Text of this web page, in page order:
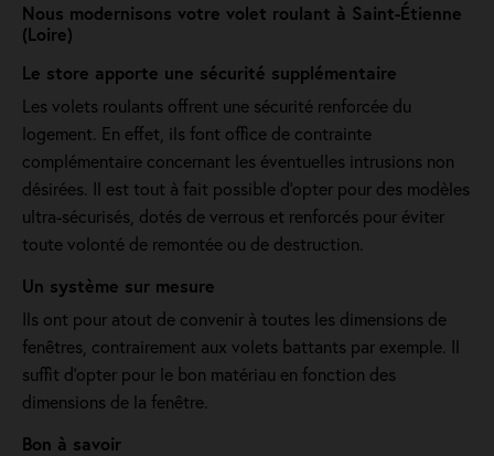
Nous modernisons votre volet roulant à Saint-Étienne
(Loire)
Le store apporte une sécurité supplémentaire
Les volets roulants offrent une sécurité renforcée du
logement. En effet, ils font office de contrainte
complémentaire concernant les éventuelles intrusions non
désirées. Il est tout à fait possible d’opter pour des modèles
ultra-sécurisés, dotés de verrous et renforcés pour éviter
toute volonté de remontée ou de destruction.
Un système sur mesure
Ils ont pour atout de convenir à toutes les dimensions de
fenêtres, contrairement aux volets battants par exemple. Il
suffit d’opter pour le bon matériau en fonction des
dimensions de la fenêtre.
Bon à savoir